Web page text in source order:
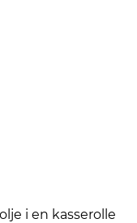
i en kasserolle